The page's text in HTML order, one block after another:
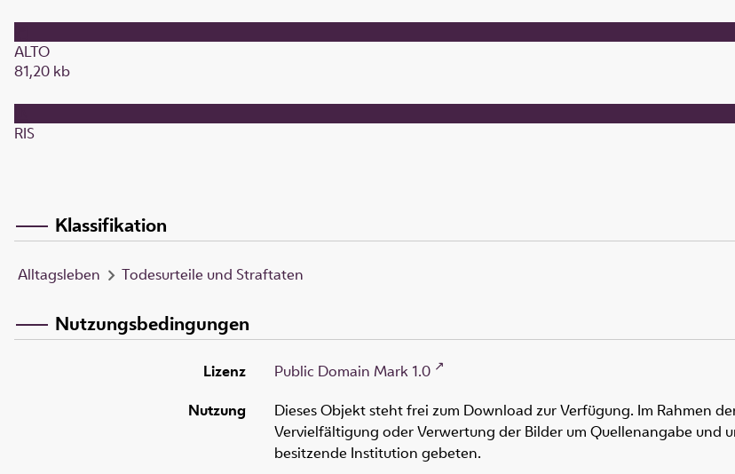
ALTO
81,20 kb
RIS
Klassifikation
Alltagsleben Todesurteile und Straftaten
Nutzungsbedingungen
Lizenz
Public Domain Mark 1.0
Nutzung
Dieses Objekt steht frei zum Download zur Verfügung. Im Rahmen
Vervielfältigung oder Verwertung der Bilder um Quellenangabe und
besitzende Institution gebeten.